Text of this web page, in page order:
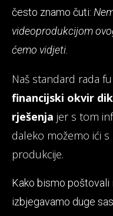
često znamo čuti:
videoprodukcijom
ćemo vidjeti.
Naš standard rada
financijski okvir
rješenja jer s tom
daleko možemo ići
produkcije.
Kako bismo poštovali
izbjegavamo duge